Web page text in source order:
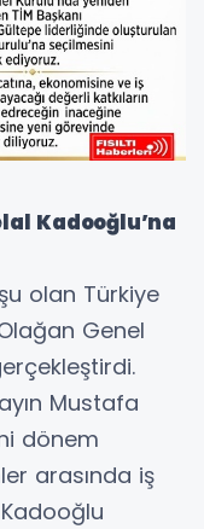
Kadooğlu’na
olan Türkiye
Genel
Mustafa
dönem
arasında iş
Kadooğlu